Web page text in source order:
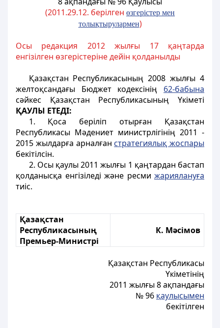
(2011.29.12. берілген өзгерістер мен
толықтырулармен)
Осы редакция 2012 жылғы 17 қаңтарда
енгізілген өзгерістеріне дейін қолданылды
Қазақстан Республикасының 2008 жылғы 4
желтоқсандағы Бюджет кодексінің 62-бабына
сәйкес Қазақстан Республикасының Үкіметі
ҚАУЛЫ ЕТЕДІ:
1. Қоса беріліп отырған Қазақстан
Республикасы Мәдениет министрлігінің 2011 -
2015 жылдарға арналған стратегиялық жоспары
бекітілсін.
2. Осы қаулы 2011 жылғы 1 қаңтардан бастап
қолданысқа енгізіледі және ресми жариялануға
тиіс.
Қазақстан
Республикасының
Премьер-Министрі
К. Мәсімов
Қазақстан Республикасы
Үкіметінің
2011 жылғы 8 ақпандағы
№ 96 қаулысымен
бекітілген